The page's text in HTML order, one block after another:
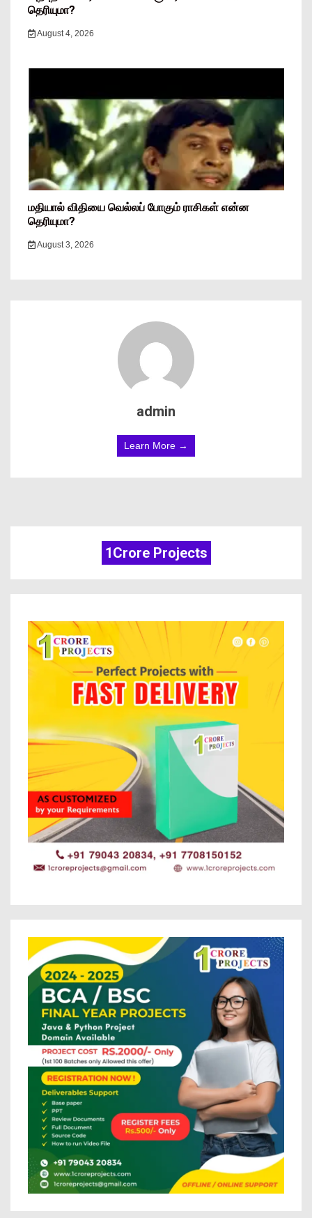
தெரியுமா?
August 4, 2026
மதியால் விதியை வெல்லப் போகும் ராசிகள் என்ன
தெரியுமா?
August 3, 2026
admin
Learn More →
1Crore Projects